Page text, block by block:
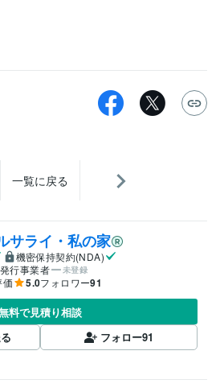
一覧に戻る
サライ・私の家
機密保持契約(NDA)
行事業者
未登録
価 5.0フォロワー91
料で見積り相談
フォロー91